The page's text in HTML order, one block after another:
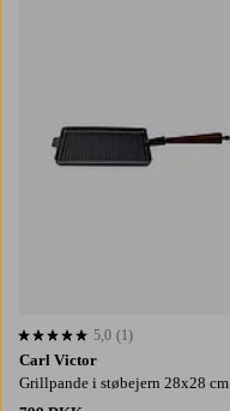
Carl Victor
Grillpande i støbejern 28x28 cm
5,0 baseret på 1 bedømmelser
5,0 (1)